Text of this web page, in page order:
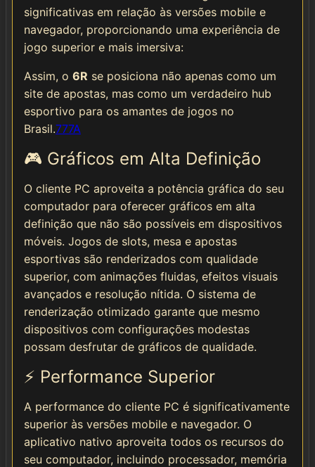
significativas em relação às versões mobile e
navegador, proporcionando uma experiência de
jogo superior e mais imersiva:
Assim, o 6R se posiciona não apenas como um
site de apostas, mas como um verdadeiro hub
esportivo para os amantes de jogos no
Brasil.777A
🎮 Gráficos em Alta Definição
O cliente PC aproveita a potência gráfica do seu
computador para oferecer gráficos em alta
definição que não são possíveis em dispositivos
móveis. Jogos de slots, mesa e apostas
esportivas são renderizados com qualidade
superior, com animações fluidas, efeitos visuais
avançados e resolução nítida. O sistema de
renderização otimizado garante que mesmo
dispositivos com configurações modestas
possam desfrutar de gráficos de qualidade.
⚡ Performance Superior
A performance do cliente PC é significativamente
superior às versões mobile e navegador. O
aplicativo nativo aproveita todos os recursos do
seu computador, incluindo processador, memória